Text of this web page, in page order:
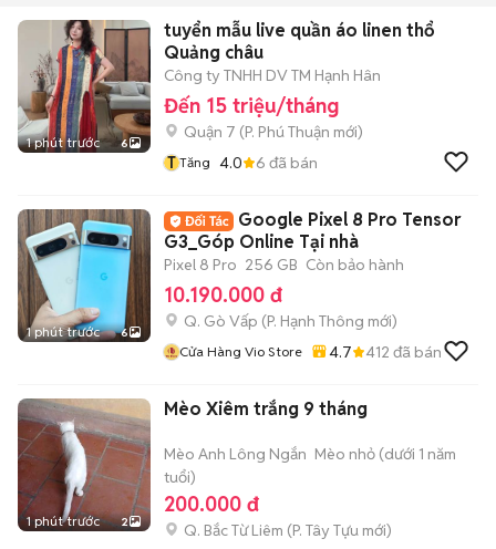
1 phút trước 6
tuyển mẫu live quần áo linen thổ
Quảng châu
Công ty TNHH DV TM Hạnh Hân
Đến 15 triệu/tháng
Quận 7 (P. Phú Thuận mới)
T Tăng 4.0 6 đã bán
1 phút trước 6
Google Pixel 8 Pro Tensor
G3_Góp Online Tại nhà
Pixel 8 Pro 256 GB Còn bảo hành
10.190.000 đ
Q. Gò Vấp (P. Hạnh Thông mới)
Cửa Hàng Vio Store 4.7 412 đã bán
1 phút trước 2
Mèo Xiêm trắng 9 tháng
Mèo Anh Lông Ngắn Mèo nhỏ (dưới 1 năm
tuổi)
200.000 đ
Q. Bắc Từ Liêm (P. Tây Tựu mới)